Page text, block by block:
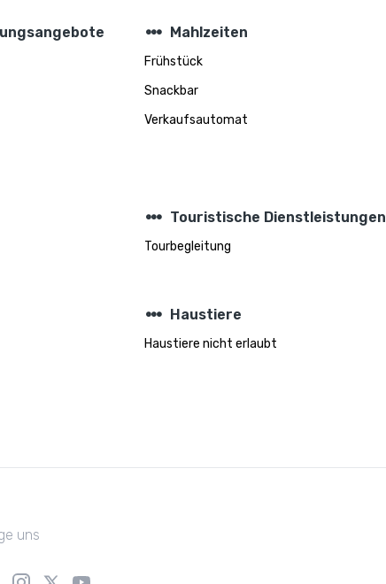
steppers Mahlzeiten
Frühstück
Snackbar
Verkaufsautomat
steppers Touristische Dienstleistungen
Tourbegleitung
steppers Haustiere
Haustiere nicht erlaubt
uns